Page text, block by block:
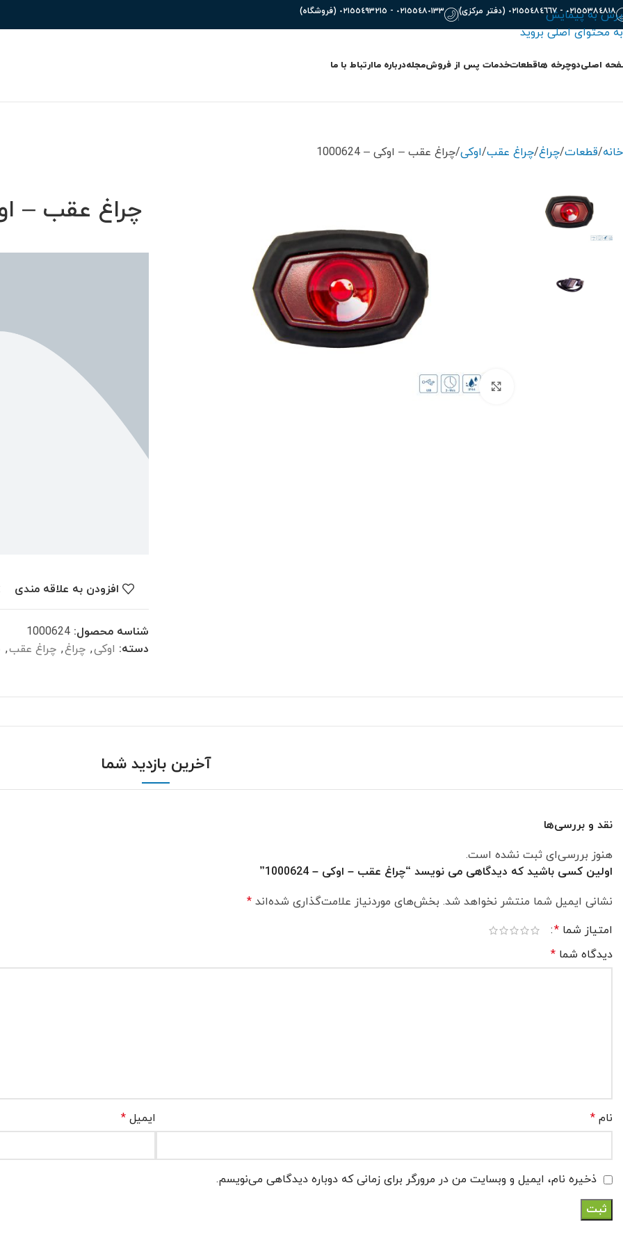
پرش به پیمایش
به محتوای اصلی بروید
٠٢١٥٥٣٨٤٨١٨ - ٠٢١٥٥٤٨٤٦٦٧ (دفتر مرکزی) ٠٢١٥٥٤٨٠١٣٣ - ٠٢١٥٥٤٩٣٢١٥ (فروشگاه)
اصلیدوچرخه ها
سایز 12
قطعاتخدمات پس از فروشمجلهدرباره ماارتباط با ما
خانه قطعات چراغ چراغ عقب اوکی چراغ عقب – اوکی – 1000624
بزرگنمایی تصویر
چراغ عقب – اوکی
افزودن به علاقه مندی
شناسه محصول: 1000624
دسته: اوکی, چراغ, چراغ عقب,
آخرین بازدید شما
نقد و بررسی‌ها
هنوز بررسی‌ای ثبت نشده است.
اولین کسی باشید که دیدگاهی می نویسد “چراغ عقب – اوکی – 1000624”
نشانی ایمیل شما منتشر نخواهد شد. بخش‌های موردنیاز علامت‌گذاری شده‌اند *
امتیاز شما *
دیدگاه شما *
نام * ایمیل *
ذخیره نام، ایمیل و وبسایت من در مرورگر برای زمانی که دوباره دیدگاهی می‌نویسم.